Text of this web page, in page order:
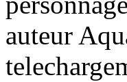
auteur